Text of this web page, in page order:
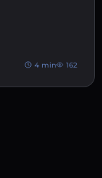
4 min 162